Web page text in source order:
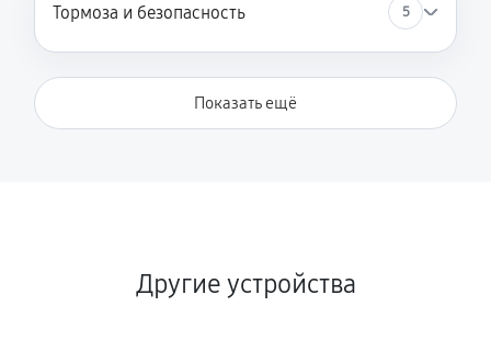
Тормоза и безопасность 5
Показать ещё
Другие устройства